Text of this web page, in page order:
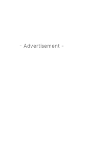
- Advertisement -